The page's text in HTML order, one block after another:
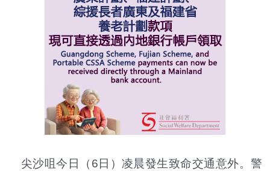
尖沙咀今日（6日）凌晨發生致命交通意外。警